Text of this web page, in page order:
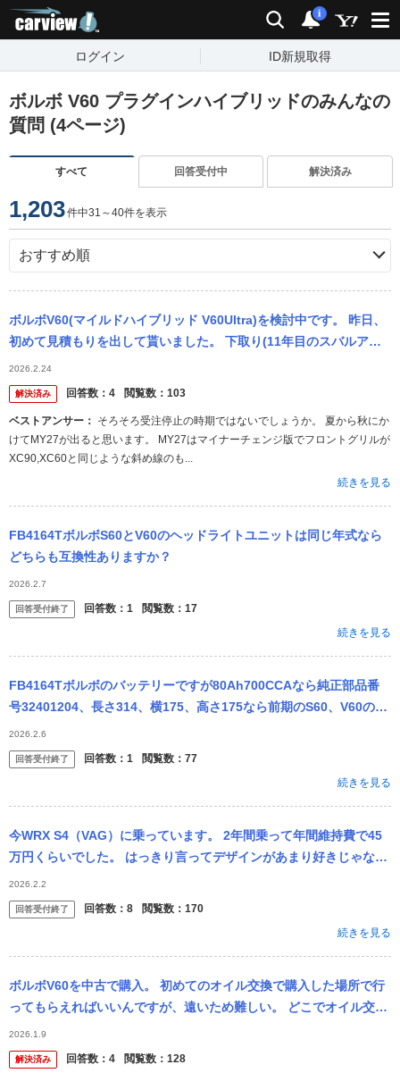
検索 通知
i
ログイン ID新規取得
ボルボ V60 プラグインハイブリッドのみんなの
質問 (4ページ)
すべて 回答受付中 解決済み
1,203件中31～40件を表示
ボルボV60(マイルドハイブリッド V60Ultra)を検討中です。 昨日、
初めて見積もりを出して貰いました。 下取り(11年目のスバルアウ
トバック)と値引きで100万円とのこと。 殆ど、下取り...
2026.2.24
解決済み 回答数： 4 閲覧数： 103
ベストアンサー：
けてMY27が出ると思います。 MY27はマイナーチェンジ版でフロントグリルが
XC90,XC60と同じような斜め線のも...
続きを見る
FB4164TボルボS60とV60のヘッドライトユニットは同じ年式なら
どちらも互換性ありますか？
2026.2.7
回答受付終了 回答数： 1 閲覧数： 17
続きを見る
FB4164Tボルボのバッテリーですが80Ah700CCAなら純正部品番
号32401204、長さ314、横175、高さ175なら前期のS60、V60の適
合バッテリーでしょうか？
2026.2.6
回答受付終了 回答数： 1 閲覧数： 77
続きを見る
今WRX S4（VAG）に乗っています。 2年間乗って年間維持費で45
万円くらいでした。 はっきり言ってデザインがあまり好きじゃなく
て、雪国なので4駆で長距離楽でファンライドで速い車っていう理
由...
2026.2.2
回答受付終了 回答数： 8 閲覧数： 170
続きを見る
ボルボV60を中古で購入。 初めてのオイル交換で購入した場所で行
ってもらえればいいんですが、遠いため難しい。 どこでオイル交換
できますか？ また金額をざっくりでいいので教えてください。
2026.1.9
解決済み 回答数： 4 閲覧数： 128